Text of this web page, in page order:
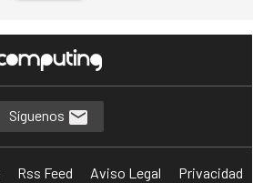
Síguenos
Rss Feed Aviso Legal Privacidad